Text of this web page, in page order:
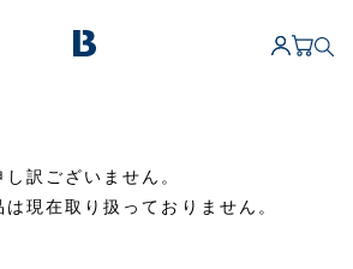
し訳ございません。
現在取り扱っておりません。